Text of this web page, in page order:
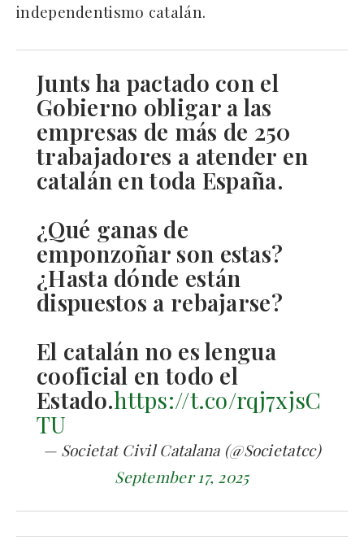
independentismo catalán.
Junts ha pactado con el
Gobierno obligar a las
empresas de más de 250
trabajadores a atender en
catalán en toda España.
¿Qué ganas de
emponzoñar son estas?
¿Hasta dónde están
dispuestos a rebajarse?
El catalán no es lengua
cooficial en todo el
Estado.https://t.co/rqj7xjsC
TU
— Societat Civil Catalana (@Societatcc)
September 17, 2025